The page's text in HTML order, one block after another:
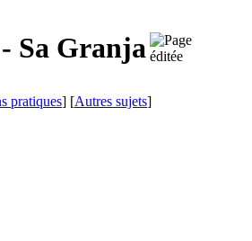
Sa Granja
pratiques] [Autres sujets]